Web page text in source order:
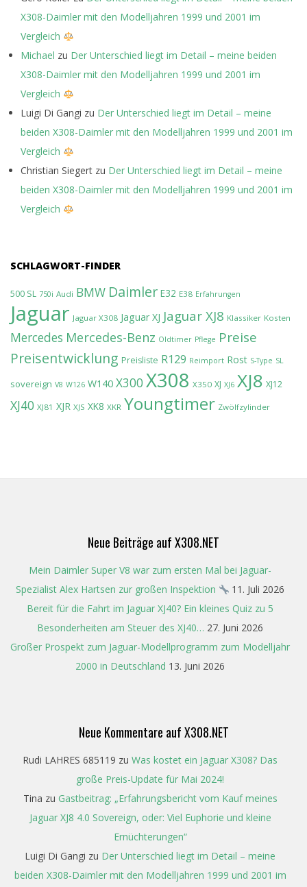
X308-Daimler mit den Modelljahren 1999 und 2001 im
Vergleich
Michael zu Der Unterschied liegt im Detail – meine beiden
X308-Daimler mit den Modelljahren 1999 und 2001 im
Vergleich
Luigi Di Gangi zu Der Unterschied liegt im Detail – meine
beiden X308-Daimler mit den Modelljahren 1999 und 2001 im
Vergleich
Christian Siegert zu Der Unterschied liegt im Detail – meine
beiden X308-Daimler mit den Modelljahren 1999 und 2001 im
Vergleich
SCHLAGWORT-FINDER
500 SL 750i Audi BMW Daimler E32 E38 Erfahrungen
Jaguar Jaguar X308 Jaguar XJ Jaguar XJ8 Klassiker Kosten
Mercedes Mercedes-Benz Oldtimer Pflege Preise
Preisentwicklung Preisliste R129 Reimport Rost S-Type SL
sovereign V8 W126 W140 X300 X308 X350 XJ XJ6 XJ8 XJ12
XJ40 XJ81 XJR XJS XK8 XKR Youngtimer Zwölfzylinder
Neue Beiträge auf X308.NET
Mein Daimler Super V8 war zum ersten Mal bei Jaguar-
Spezialist Alex Hartsen zur großen Inspektion
11. Juli 2026
Bereit für die Fahrt im Jaguar XJ40? Ein kleines Quiz zu 5
Besonderheiten am Steuer des XJ40… 27. Juni 2026
Großer Prospekt zum Jaguar-Modellprogramm zum Modelljahr
2000 in Deutschland 13. Juni 2026
Neue Kommentare auf X308.NET
Rudi LAHRES 685119 zu Was kostet ein Jaguar X308? Das
große Preis-Update für Mai 2024!
Tina zu Gastbeitrag: „Erfahrungsbericht vom Kauf meines
Jaguar XJ8 4.0 Sovereign, oder: Viel Euphorie und kleine
Ernüchterungen“
Luigi Di Gangi zu Der Unterschied liegt im Detail – meine
beiden X308-Daimler mit den Modelljahren 1999 und 2001 im